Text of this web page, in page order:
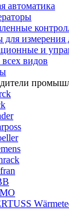
автоматика
измерения
и
видов